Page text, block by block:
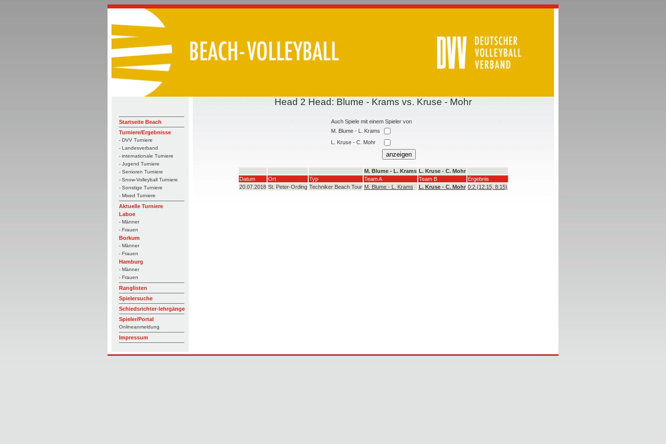
Startseite Beach
Turniere/Ergebnisse
- DVV Turniere
- Landesverband
- internationale Turniere
- Jugend Turniere
- Senioren Turniere
- Snow-Volleyball Turniere
- Sonstige Turniere
- Mixed Turniere
Aktuelle Turniere
Laboe
- Männer
- Frauen
Borkum
- Männer
- Frauen
Hamburg
- Männer
- Frauen
Ranglisten
Spielersuche
Schiedsrichter-lehrgänge
Spieler/Portal
Onlineanmeldung
Impressum
Head 2 Head: Blume - Krams vs. Kruse - Mohr
Auch Spiele mit einem Spieler von
M. Blume - L. Krams
L. Kruse - C. Mohr
M. Blume - L. Krams L. Kruse - C. Mohr
Datum
Ort Typ Team A Team B
Ergebnis
20.07.2018 St. Peter-Ording Techniker Beach Tour M. Blume - L. Krams L. Kruse - C. Mohr 0:2 (12:15, 8:15)